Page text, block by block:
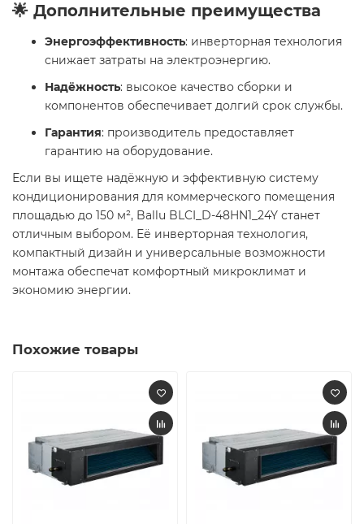
🌟 Дополнительные преимущества
Энергоэффективность: инверторная технология
снижает затраты на электроэнергию.
Надёжность: высокое качество сборки и
компонентов обеспечивает долгий срок службы.
Гарантия: производитель предоставляет
гарантию на оборудование.
Если вы ищете надёжную и эффективную систему
кондиционирования для коммерческого помещения
площадью до 150 м², Ballu BLCI_D-48HN1_24Y станет
отличным выбором. Её инверторная технология,
компактный дизайн и универсальные возможности
монтажа обеспечат комфортный микроклимат и
экономию энергии.
Похожие товары